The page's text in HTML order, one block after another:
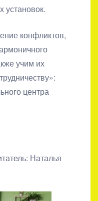
установок.
конфликтов,
учим их
центра
Наталья